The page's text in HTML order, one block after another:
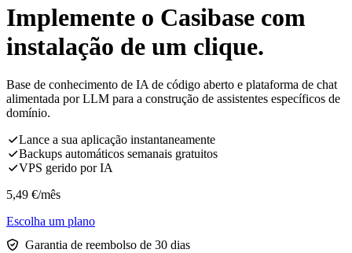
Implemente o Casibase com
instalação de um clique.
Base de conhecimento de IA de código aberto e plataforma de chat
alimentada por LLM para a construção de assistentes específicos de
domínio.
Lance a sua aplicação instantaneamente
Backups automáticos semanais gratuitos
VPS gerido por IA
5,49 €/mês
Escolha um plano
Garantia de reembolso de 30 dias